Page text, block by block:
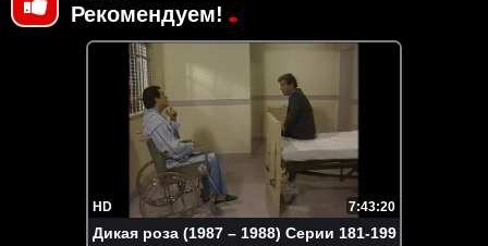
Рекомендуем!
HD 7:43:20
Дикая роза (1987 – 1988) Серии 181-199